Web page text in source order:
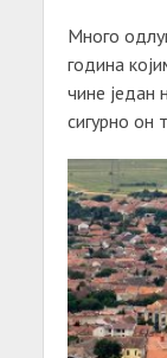
Много
година
чине један
сигурно он